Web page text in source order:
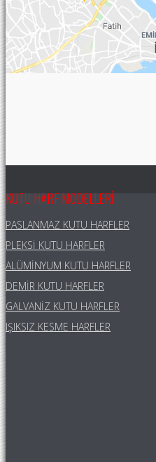
KUTU HARF MODELLERI
PASLANMAZ KUTU HARFLER
PLEKSI KUTU HARFLER
ALÜMINYUM KUTU HARFLER
DEMIR KUTU HARFLER
GALVANIZ KUTU HARFLER
IŞIKSIZ KESME HARFLER